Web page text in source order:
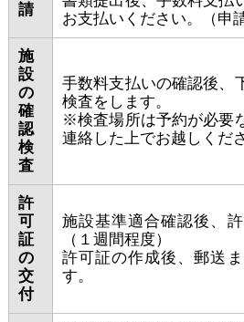
請
お支払いください。（申
施
設
の
確
認
検
査
手数料支払いの確認後、
検査をします。
※検査場所は予約が必要
連絡した上でお越しくだ
許
可
証
の
交
付
施設基準適合確認後、
（１週間程度）
許可証の作成後、郵送
す。